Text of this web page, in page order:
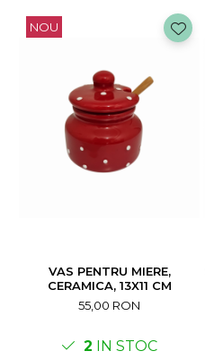
NOU
VAS PENTRU MIERE,
CERAMICA, 13X11 CM
55,00 RON
2 IN STOC